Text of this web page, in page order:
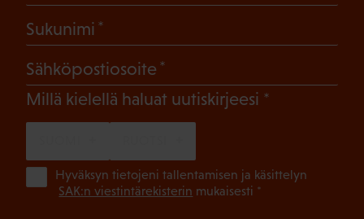
Sukunimi
Sähköpostiosoite
Millä kielellä haluat uutiskirjeesi (Pakollinen)
Hyväksyn tietojeni tallentamisen ja käsittelyn
SAK:n viestintärekisterin mukaisesti *